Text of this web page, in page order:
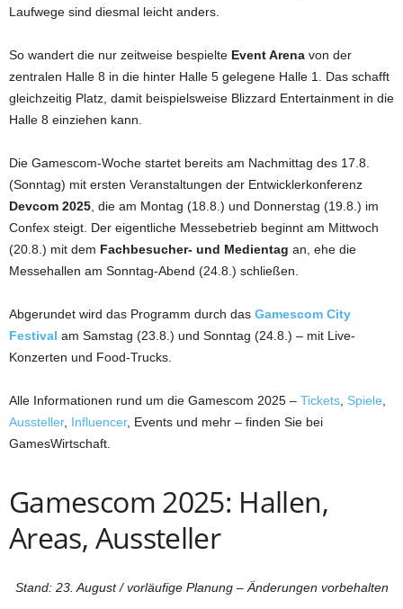
Laufwege sind diesmal leicht anders.
So wandert die nur zeitweise bespielte Event Arena von der
zentralen Halle 8 in die hinter Halle 5 gelegene Halle 1. Das schafft
gleichzeitig Platz, damit beispielsweise Blizzard Entertainment in die
Halle 8 einziehen kann.
Die Gamescom-Woche startet bereits am Nachmittag des 17.8.
(Sonntag) mit ersten Veranstaltungen der Entwicklerkonferenz
Devcom 2025 , die am Montag (18.8.) und Donnerstag (19.8.) im
Confex steigt. Der eigentliche Messebetrieb beginnt am Mittwoch
(20.8.) mit dem Fachbesucher- und Medientag an, ehe die
Messehallen am Sonntag-Abend (24.8.) schließen.
Abgerundet wird das Programm durch das Gamescom City
Festival am Samstag (23.8.) und Sonntag (24.8.) – mit Live-
Konzerten und Food-Trucks.
Alle Informationen rund um die Gamescom 2025 – Tickets Spiele
Aussteller, Influencer, Events und mehr – finden Sie bei
GamesWirtschaft.
Gamescom 2025: Hallen,
Areas, Aussteller
Stand: 23. August / vorläufige Planung – Änderungen vorbehalten